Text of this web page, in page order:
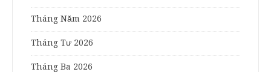
Tháng Năm 2026
Tháng Tư 2026
Tháng Ba 2026